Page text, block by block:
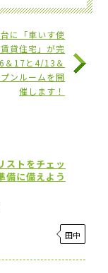
に「車いす使
貸住宅」が完
＆17と4/13＆
ンルームを開
催します！
ストをチェッ
備に備えよう
田中